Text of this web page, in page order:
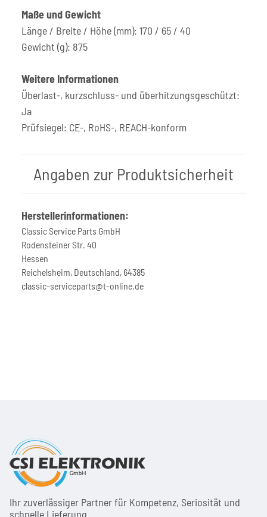
Maße und Gewicht
Länge / Breite / Höhe (mm): 170 / 65 / 40
Gewicht (g): 875
Weitere Informationen
Überlast-, kurzschluss- und überhitzungsgeschützt:
Ja
Prüfsiegel: CE-, RoHS-, REACH-konform
Angaben zur Produktsicherheit
Herstellerinformationen:
Classic Service Parts GmbH
Rodensteiner Str. 40
Hessen
Reichelsheim, Deutschland, 64385
classic-serviceparts@t-online.de
Ihr zuver­läs­siger Partner für Kom­pe­tenz, Seri­osi­tät und
schnel­le Lie­ferung.